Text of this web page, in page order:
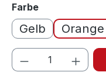
Farbeauswählen
Gelb Orange
Produkt